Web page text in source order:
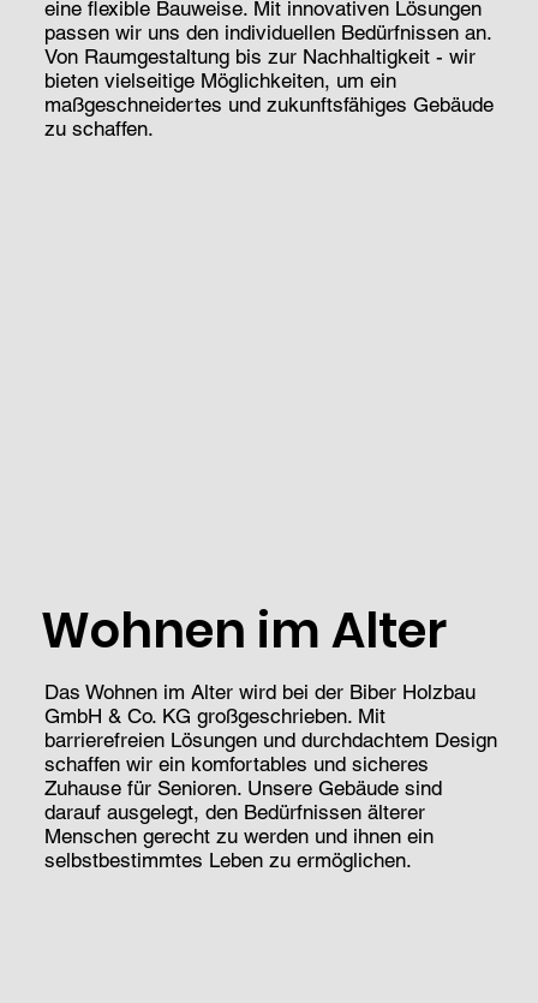
eine flexible Bauweise. Mit innovativen Lösungen
passen wir uns den individuellen Bedürfnissen an.
Von Raumgestaltung bis zur Nachhaltigkeit - wir
bieten vielseitige Möglichkeiten, um ein
maßgeschneidertes und zukunftsfähiges Gebäude
zu schaffen.
Wohnen im Alter
Das Wohnen im Alter wird bei der Biber Holzbau
GmbH & Co. KG großgeschrieben. Mit
barrierefreien Lösungen und durchdachtem Design
schaffen wir ein komfortables und sicheres
Zuhause für Senioren. Unsere Gebäude sind
darauf ausgelegt, den Bedürfnissen älterer
Menschen gerecht zu werden und ihnen ein
selbstbestimmtes Leben zu ermöglichen.